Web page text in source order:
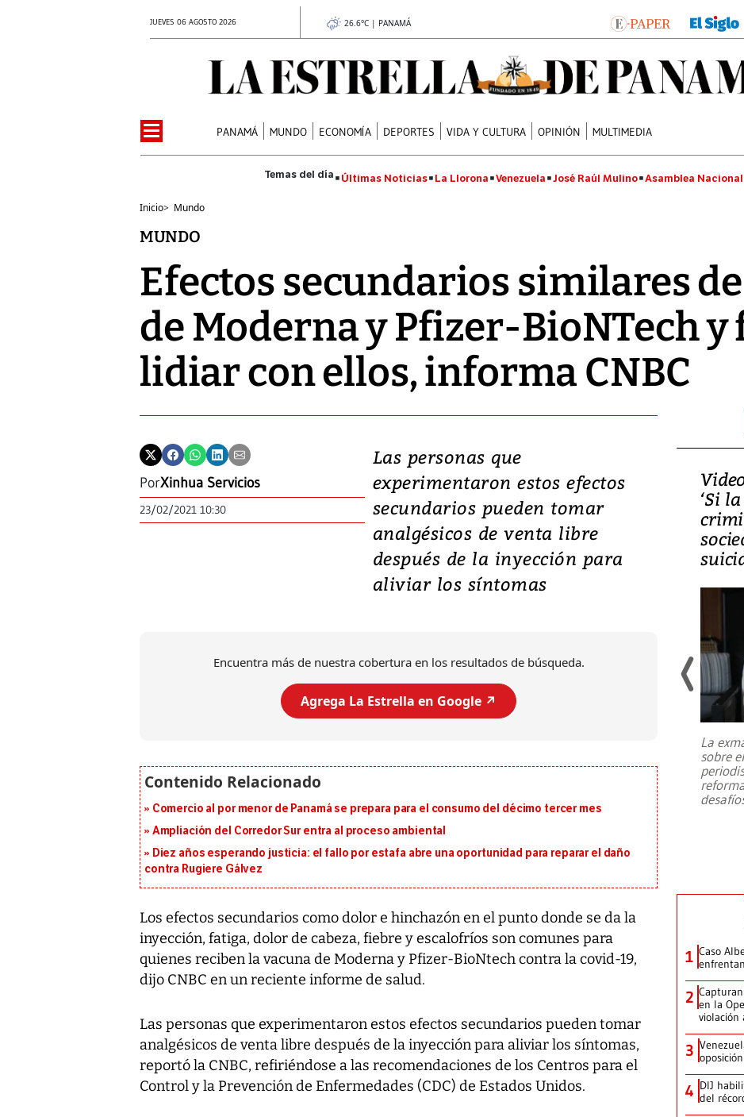
JUEVES 06 AGOSTO 2026 26.6°C | PANAMÁ
PANAMÁ MUNDO ECONOMÍA DEPORTES VIDA Y CULTURA OPINIÓN MULTIMEDIA
Últimas Noticias La Llorona Venezuela José Raúl Mulino Asamblea Nacional
Inicio> Mundo
MUNDO
Efectos secundarios similares
de Moderna y Pfizer-BioNTech y
lidiar con ellos, informa CNBC
PorXinhua Servicios
23/02/2021 10:30
Las personas que
experimentaron estos efectos
secundarios pueden tomar
analgésicos de venta libre
después de la inyección para
aliviar los síntomas
Encuentra más de nuestra cobertura en los resultados de búsqueda.
Agrega La Estrella en Google ↗️
Comercio al por menor de Panamá se prepara para el consumo del décimo tercer mes
Ampliación del Corredor Sur entra al proceso ambiental
Diez años esperando justicia: el fallo por estafa abre una oportunidad para reparar el daño
contra Rugiere Gálvez
Los efectos secundarios como dolor e hinchazón en el punto donde se da la
inyección, fatiga, dolor de cabeza, fiebre y escalofríos son comunes para
quienes reciben la vacuna de Moderna y Pfizer-BioNtech contra la covid-19,
dijo CNBC en un reciente informe de salud.
Las personas que experimentaron estos efectos secundarios pueden tomar
analgésicos de venta libre después de la inyección para aliviar los síntomas,
reportó la CNBC, refiriéndose a las recomendaciones de los Centros para el
Control y la Prevención de Enfermedades (CDC) de Estados Unidos.
Video, Japón: Terremoto
deja heridos y graves
daños en Kumamoto
Un fuerte terremoto de magnitud
7,1 se registró este martes 28 de
‘Si
La
sobre
1 Caso
2 en la
violación
3
4 DIJ
del